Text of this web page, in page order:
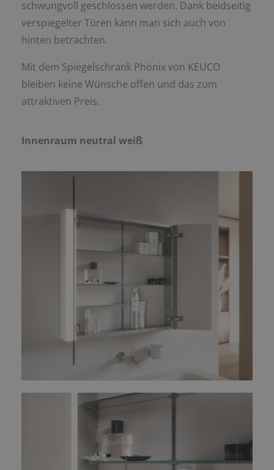
schwungvoll geschlossen werden. Dank beidseitig
verspiegelter Türen kann man sich auch von
hinten betrachten.
Mit dem Spiegelschrank Phönix von KEUCO
bleiben keine Wünsche offen und das zum
attraktiven Preis.
Innenraum neutral weiß